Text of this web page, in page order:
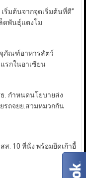
ริ่มต้นจากจุดเริ่มต้นที่ดี”
ดพันธุ์แตงโม
จุภัณฑ์อาหารสัตว์
รกในอาเซียน
. กำหนดนโยบายส่ง
รถจยย.สวมหมวกกัน
ส. 10 ที่นั่ง พร้อมยึดเก้าอี้